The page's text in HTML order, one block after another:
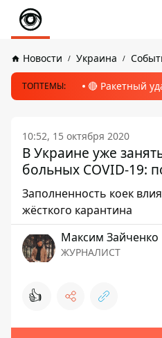
Новости Украина
ТОПТЕМЫ: 🔴 Ракетный
10:52, 15 октября 2020
В Украине уже
больных COVID-19:
Заполненность коек
жёсткого карантина
Максим Зайченко
ЖУРНАЛИСТ
👍